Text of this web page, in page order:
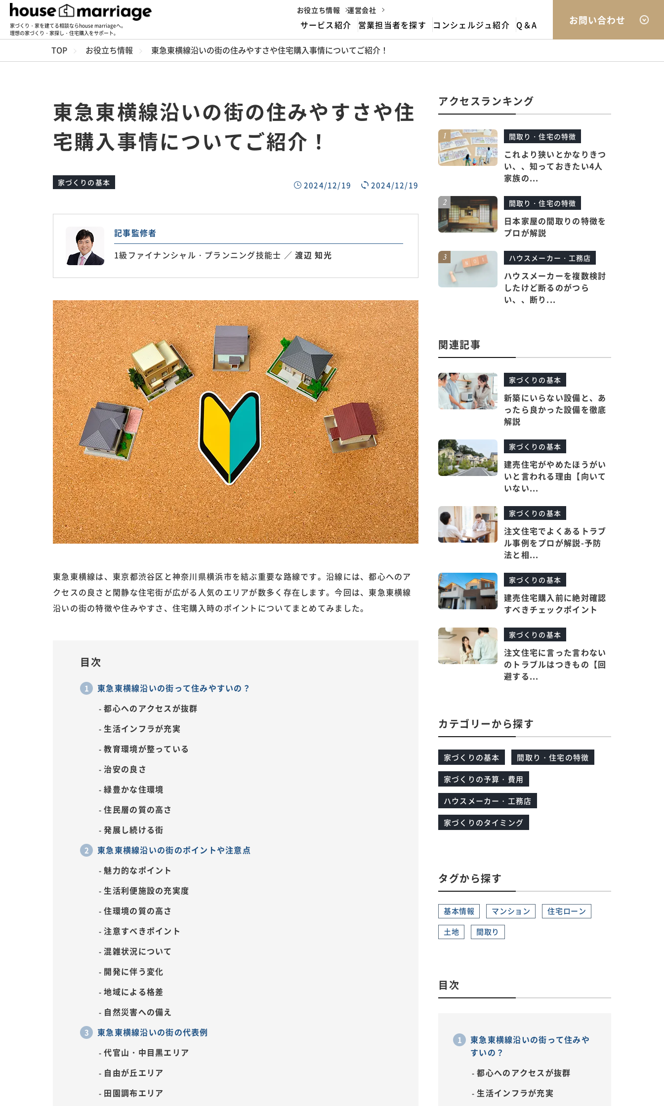
家づくり・家を建てる相談ならhouse marriageへ。
理想の家づくり・家探し・住宅購入をサポート。
お役立ち情報 運営会社
サービス紹介
housemarriageとは
営業担当者を探す コンシェルジュ紹介 Q＆A お問い合わせ
TOP お役立ち情報 東急東横線沿いの街の住みやすさや住宅購入事情についてご紹介！
東急東横線沿いの街の住みやすさや住
宅購入事情についてご紹介！
家づくりの基本 2024/12/19 2024/12/19
記事監修者
1級ファイナンシャル・プランニング技能士 ／渡辺 知光
東急東横線は、東京都渋谷区と神奈川県横浜市を結ぶ重要な路線です。沿線には、都心へのア
クセスの良さと閑静な住宅街が広がる人気のエリアが数多く存在します。今回は、東急東横線
沿いの街の特徴や住みやすさ、住宅購入時のポイントについてまとめてみました。
目次
東急東横線沿いの街って住みやすいの？
都心へのアクセスが抜群
生活インフラが充実
教育環境が整っている
治安の良さ
緑豊かな住環境
住民層の質の高さ
発展し続ける街
東急東横線沿いの街のポイントや注意点
魅力的なポイント
生活利便施設の充実度
住環境の質の高さ
注意すべきポイント
混雑状況について
開発に伴う変化
地域による格差
自然災害への備え
東急東横線沿いの街の代表例
代官山・中目黒エリア
自由が丘エリア
田園調布エリア
アクセスランキング
間取り・住宅の特徴
これより狭いとかなりきつ
い、、知っておきたい4人
家族の...
間取り・住宅の特徴
日本家屋の間取りの特徴を
プロが解説
ハウスメーカー・工務店
ハウスメーカーを複数検討
したけど断るのがつら
い、、断り...
関連記事
家づくりの基本
新築にいらない設備と、あ
ったら良かった設備を徹底
解説
家づくりの基本
建売住宅がやめたほうがい
いと言われる理由【向いて
いない...
家づくりの基本
注文住宅でよくあるトラブ
ル事例をプロが解説-予防
法と相...
家づくりの基本
建売住宅購入前に絶対確認
すべきチェックポイント
家づくりの基本
注文住宅に言った言わない
のトラブルはつきもの【回
避する...
カテゴリーから探す
家づくりの基本 間取り・住宅の特徴
家づくりの予算・費用
ハウスメーカー・工務店
家づくりのタイミング
タグから探す
基本情報 マンション
住宅ローン
土地
間取り
目次
東急東横線沿いの街って住みや
すいの？
都心へのアクセスが抜群
生活インフラが充実